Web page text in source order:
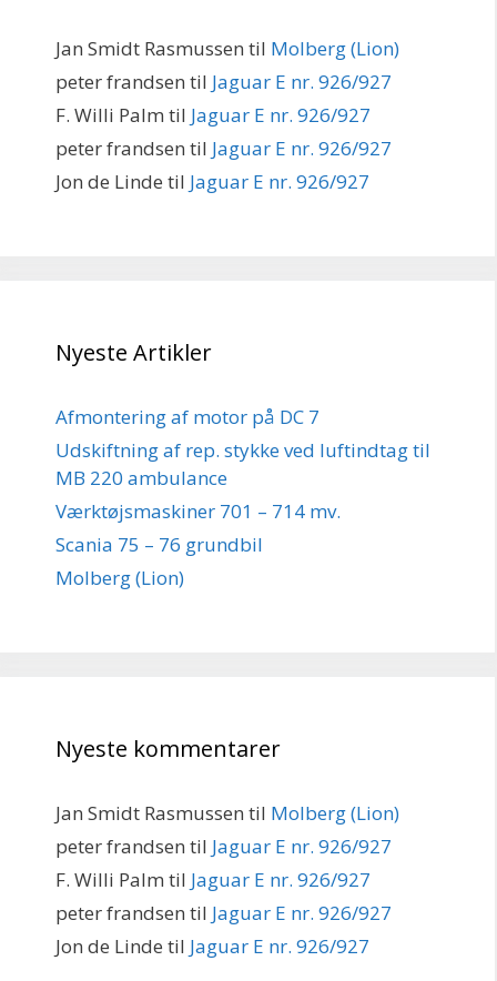
Jan Smidt Rasmussen til Molberg (Lion)
peter frandsen til Jaguar E nr. 926/927
F. Willi Palm til Jaguar E nr. 926/927
peter frandsen til Jaguar E nr. 926/927
Jon de Linde til Jaguar E nr. 926/927
Nyeste Artikler
Afmontering af motor på DC 7
Udskiftning af rep. stykke ved luftindtag til
MB 220 ambulance
Værktøjsmaskiner 701 – 714 mv.
Scania 75 – 76 grundbil
Molberg (Lion)
Nyeste kommentarer
Jan Smidt Rasmussen til Molberg (Lion)
peter frandsen til Jaguar E nr. 926/927
F. Willi Palm til Jaguar E nr. 926/927
peter frandsen til Jaguar E nr. 926/927
Jon de Linde til Jaguar E nr. 926/927